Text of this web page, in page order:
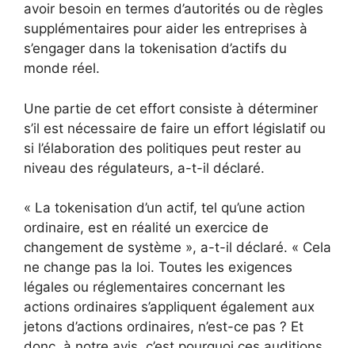
avoir besoin en termes d’autorités ou de règles
supplémentaires pour aider les entreprises à
s’engager dans la tokenisation d’actifs du
monde réel.
Une partie de cet effort consiste à déterminer
s’il est nécessaire de faire un effort législatif ou
si l’élaboration des politiques peut rester au
niveau des régulateurs, a-t-il déclaré.
« La tokenisation d’un actif, tel qu’une action
ordinaire, est en réalité un exercice de
changement de système », a-t-il déclaré. « Cela
ne change pas la loi. Toutes les exigences
légales ou réglementaires concernant les
actions ordinaires s’appliquent également aux
jetons d’actions ordinaires, n’est-ce pas ? Et